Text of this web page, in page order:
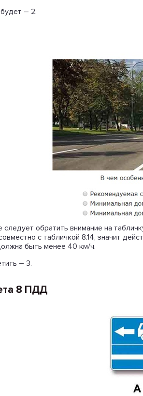
– 2.
следует обратить внимание на
с табличкой 8.14, значит
быть менее 40 км/ч.
– 3.
8 ПДД